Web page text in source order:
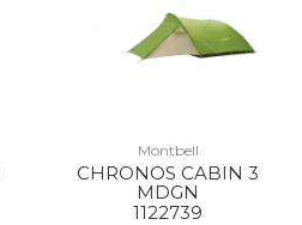
Montbell
CHRONOS CABIN 3
MDGN
1122739